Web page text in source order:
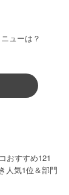
ューは？
おすすめ121
人気1位＆部門